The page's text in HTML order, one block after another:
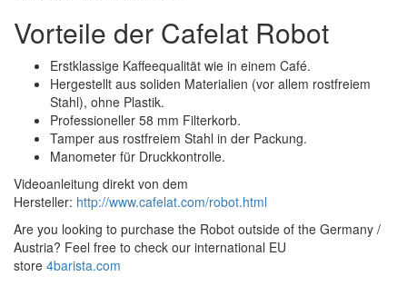
Vorteile der Cafelat Robot
Erstklassige Kaffeequalität wie in einem Café.
Hergestellt aus soliden Materialien (vor allem rostfreiem
Stahl), ohne Plastik.
Professioneller 58 mm Filterkorb.
Tamper aus rostfreiem Stahl in der Packung.
Manometer für Druckkontrolle.
Videoanleitung direkt von dem
Hersteller: http://www.cafelat.com/robot.html
Are you looking to purchase the Robot outside of the Germany /
Austria? Feel free to check our international EU
store 4barista.com